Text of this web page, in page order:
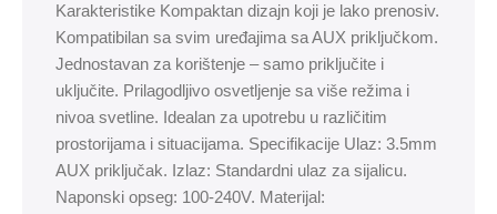
Karakteristike Kompaktan dizajn koji je lako prenosiv.
Kompatibilan sa svim uređajima sa AUX priključkom.
Jednostavan za korištenje – samo priključite i
uključite. Prilagodljivo osvetljenje sa više režima i
nivoa svetline. Idealan za upotrebu u različitim
prostorijama i situacijama. Specifikacije Ulaz: 3.5mm
AUX priključak. Izlaz: Standardni ulaz za sijalicu.
Naponski opseg: 100-240V. Materijal: